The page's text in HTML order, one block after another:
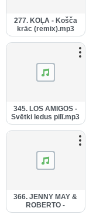
277. KOĻA - Košča
krāc (remix).mp3
345. LOS AMIGOS -
Svētki ledus pilī.mp3
366. JENNY MAY &
ROBERTO -
Paslēpes.mp3